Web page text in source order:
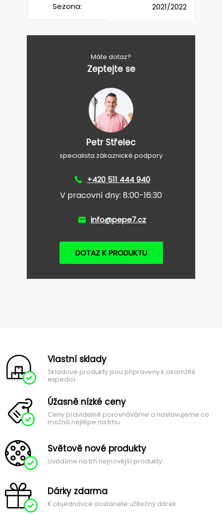
Sezona: 2021/2022
Máte dotaz?
Zeptejte se
Petr Střelec
specialista zákaznické podpory
+420 511 444 940
V pracovní dny: 8:00-16:30
info@pepe7.cz
DOTAZ K PRODUKTU
Vlastní sklady
Skladové produkty jsou připraveny k okamžité
expedici
Úžasně nízké ceny
Ceny pravidelně porovnáváme a nastavujeme co
možná nejlépe na trhu
Světově nové produkty
Uvádíme na trh nejnovější produkty
Dárky zdarma
K objednávce dostanete užitečný dárek